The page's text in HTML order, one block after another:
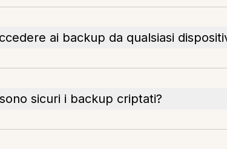
ai backup da qualsiasi
sicuri i backup criptati?